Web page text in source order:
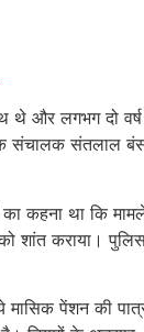
लगभग दो वर्ष
संचालक संतलाल
था कि मामले
शांत कराया।
मासिक पेंशन की